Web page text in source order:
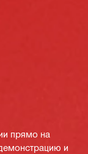
прямо на
и